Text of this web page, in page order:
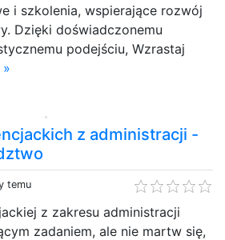
i szkolenia, wspierające rozwój
Dzięki doświadczonemu
podejściu, Wzrastaj
z administracji -
temu
z zakresu administracji
zadaniem, ale nie martw się,